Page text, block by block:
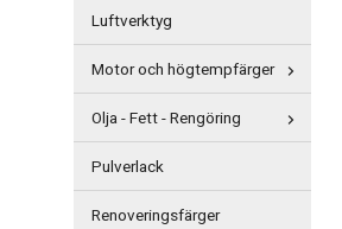
Luftverktyg
Motor och högtempfärger
Olja - Fett - Rengöring
Pulverlack
Renoveringsfärger